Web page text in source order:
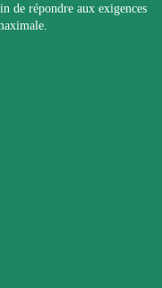
de répondre aux exigences